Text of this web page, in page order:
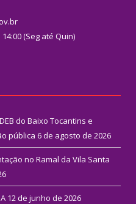
(Seg até Quin)
do Baixo Tocantins e
pública 6 de agosto de 2026
no Ramal da Vila Santa
12 de junho de 2026